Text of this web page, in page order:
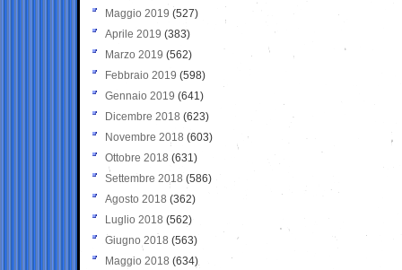
Maggio 2019 (527)
Aprile 2019 (383)
Marzo 2019 (562)
Febbraio 2019 (598)
Gennaio 2019 (641)
Dicembre 2018 (623)
Novembre 2018 (603)
Ottobre 2018 (631)
Settembre 2018 (586)
Agosto 2018 (362)
Luglio 2018 (562)
Giugno 2018 (563)
Maggio 2018 (634)